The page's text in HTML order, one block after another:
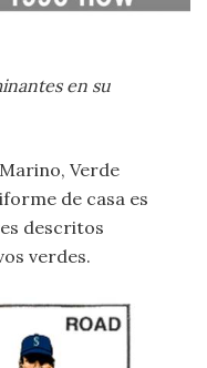
en su
Verde
de casa es
descritos
verdes.